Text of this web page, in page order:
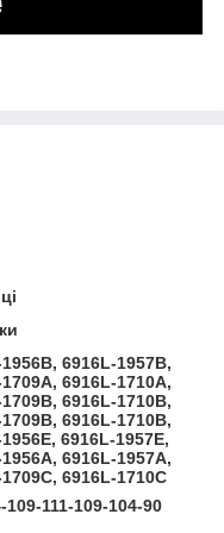
6916L-1957B,
6916L-1710A,
6916L-1710B,
6916L-1710B,
6916L-1957E,
6916L-1957A,
6916L-1710C
109-111-109-104-90